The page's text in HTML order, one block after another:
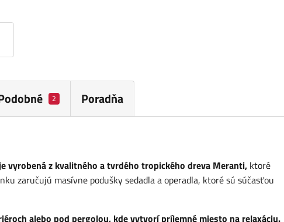
2 Poradňa
vyrobená z kvalitného a tvrdého tropického dreva Meranti, ktoré
zaručujú masívne podušky sedadla a operadla, ktoré sú súčasťou
alebo pod pergolou, kde vytvorí príjemné miesto na relaxáciu.